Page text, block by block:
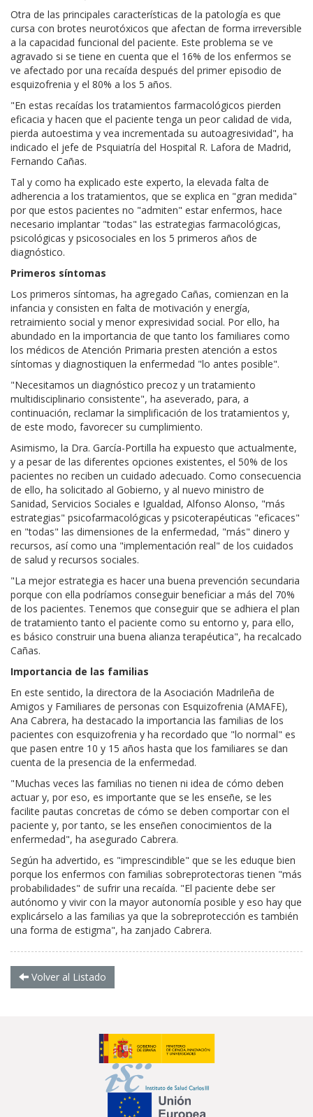
Otra de las principales características de la patología es que
cursa con brotes neurotóxicos que afectan de forma irreversible
a la capacidad funcional del paciente. Este problema se ve
agravado si se tiene en cuenta que el 16% de los enfermos se
ve afectado por una recaída después del primer episodio de
esquizofrenia y el 80% a los 5 años.
"En estas recaídas los tratamientos farmacológicos pierden
eficacia y hacen que el paciente tenga un peor calidad de vida,
pierda autoestima y vea incrementada su autoagresividad", ha
indicado el jefe de Psquiatría del Hospital R. Lafora de Madrid,
Fernando Cañas.
Tal y como ha explicado este experto, la elevada falta de
adherencia a los tratamientos, que se explica en "gran medida"
por que estos pacientes no "admiten" estar enfermos, hace
necesario implantar "todas" las estrategias farmacológicas,
psicológicas y psicosociales en los 5 primeros años de
diagnóstico.
Primeros síntomas
Los primeros síntomas, ha agregado Cañas, comienzan en la
infancia y consisten en falta de motivación y energía,
retraimiento social y menor expresividad social. Por ello, ha
abundado en la importancia de que tanto los familiares como
los médicos de Atención Primaria presten atención a estos
síntomas y diagnostiquen la enfermedad "lo antes posible".
"Necesitamos un diagnóstico precoz y un tratamiento
multidisciplinario consistente", ha aseverado, para, a
continuación, reclamar la simplificación de los tratamientos y,
de este modo, favorecer su cumplimiento.
Asimismo, la Dra. García-Portilla ha expuesto que actualmente,
y a pesar de las diferentes opciones existentes, el 50% de los
pacientes no reciben un cuidado adecuado. Como consecuencia
de ello, ha solicitado al Gobierno, y al nuevo ministro de
Sanidad, Servicios Sociales e Igualdad, Alfonso Alonso, "más
estrategias" psicofarmacológicas y psicoterapéuticas "eficaces"
en "todas" las dimensiones de la enfermedad, "más" dinero y
recursos, así como una "implementación real" de los cuidados
de salud y recursos sociales.
"La mejor estrategia es hacer una buena prevención secundaria
porque con ella podríamos conseguir beneficiar a más del 70%
de los pacientes. Tenemos que conseguir que se adhiera el plan
de tratamiento tanto el paciente como su entorno y, para ello,
es básico construir una buena alianza terapéutica", ha recalcado
Cañas.
Importancia de las familias
En este sentido, la directora de la Asociación Madrileña de
Amigos y Familiares de personas con Esquizofrenia (AMAFE),
Ana Cabrera, ha destacado la importancia las familias de los
pacientes con esquizofrenia y ha recordado que "lo normal" es
que pasen entre 10 y 15 años hasta que los familiares se dan
cuenta de la presencia de la enfermedad.
"Muchas veces las familias no tienen ni idea de cómo deben
actuar y, por eso, es importante que se les enseñe, se les
facilite pautas concretas de cómo se deben comportar con el
paciente y, por tanto, se les enseñen conocimientos de la
enfermedad", ha asegurado Cabrera.
Según ha advertido, es "imprescindible" que se les eduque bien
porque los enfermos con familias sobreprotectoras tienen "más
probabilidades" de sufrir una recaída. "El paciente debe ser
autónomo y vivir con la mayor autonomía posible y eso hay que
explicárselo a las familias ya que la sobreprotección es también
una forma de estigma", ha zanjado Cabrera.
Volver al Listado